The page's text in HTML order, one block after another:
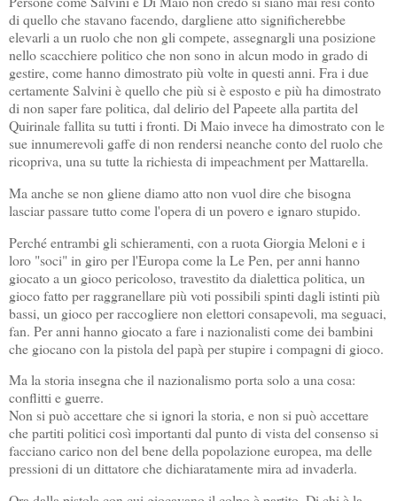
di quello che stavano facendo, dargliene atto significherebbe
elevarli a un ruolo che non gli compete, assegnargli una posizione
nello scacchiere politico che non sono in alcun modo in grado di
gestire, come hanno dimostrato più volte in questi anni. Fra i due
certamente Salvini è quello che più si è esposto e più ha dimostrato
di non saper fare politica, dal delirio del Papeete alla partita del
Quirinale fallita su tutti i fronti. Di Maio invece ha dimostrato con le
sue innumerevoli gaffe di non rendersi neanche conto del ruolo che
ricopriva, una su tutte la richiesta di impeachment per Mattarella.
Ma anche se non gliene diamo atto non vuol dire che bisogna
lasciar passare tutto come l'opera di un povero e ignaro stupido.
Perché entrambi gli schieramenti, con a ruota Giorgia Meloni e i
loro "soci" in giro per l'Europa come la Le Pen, per anni hanno
giocato a un gioco pericoloso, travestito da dialettica politica, un
gioco fatto per raggranellare più voti possibili spinti dagli istinti più
bassi, un gioco per raccogliere non elettori consapevoli, ma seguaci,
fan. Per anni hanno giocato a fare i nazionalisti come dei bambini
che giocano con la pistola del papà per stupire i compagni di gioco.
Ma la storia insegna che il nazionalismo porta solo a una cosa:
conflitti e guerre.
Non si può accettare che si ignori la storia, e non si può accettare
che partiti politici così importanti dal punto di vista del consenso si
facciano carico non del bene della popolazione europea, ma delle
pressioni di un dittatore che dichiaratamente mira ad invaderla.